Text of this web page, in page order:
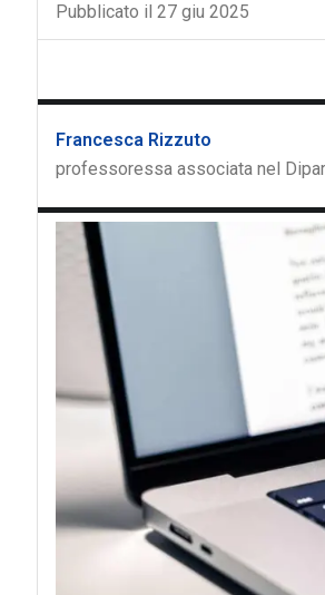
Pubblicato il 27 giu 2025
Francesca Rizzuto
professoressa associata nel